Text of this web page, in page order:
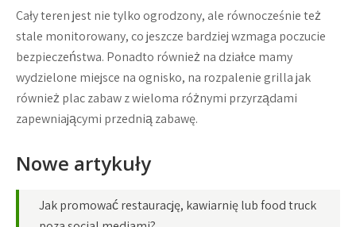
Cały teren jest nie tylko ogrodzony, ale równocześnie też
stale monitorowany, co jeszcze bardziej wzmaga poczucie
bezpieczeństwa. Ponadto również na działce mamy
wydzielone miejsce na ognisko, na rozpalenie grilla jak
również plac zabaw z wieloma różnymi przyrządami
zapewniającymi przednią zabawę.
Nowe artykuły
Jak promować restaurację, kawiarnię lub food truck